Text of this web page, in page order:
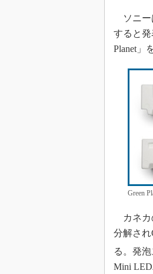
ソニー
すると
Planet」
Green
カネカ
分解され
る。発
Mini